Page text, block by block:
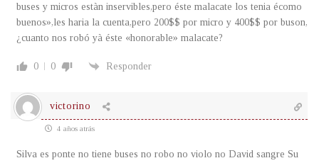
buses y micros estàn inservibles,pero éste malacate los tenia écomo
buenos»,les haria la cuenta,pero 200$$ por micro y 400$$ por buson,
¿cuanto nos robó yà éste «honorable» malacate?
0 0 Responder
victorino
4 años atrás
Silva es ponte no tiene buses no robo no violo no David sangre Su